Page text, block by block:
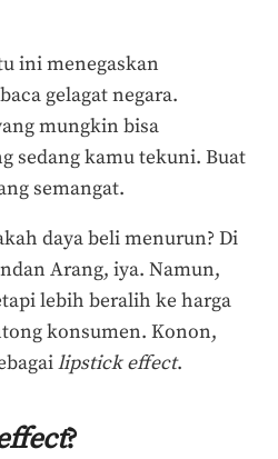
ini menegaskan
gelagat negara.
mungkin bisa
sedang kamu tekuni. Buat
semangat.
daya beli menurun? Di
Arang, iya. Namun,
lebih beralih ke harga
konsumen. Konon,
lipstick effect.
?